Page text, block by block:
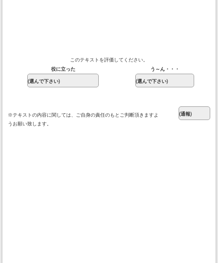
このテキストを評価してください。
役に立った
う～ん・・・
※テキストの内容に関しては、ご自身の責任のもとご判断頂きますよ
うお願い致します。